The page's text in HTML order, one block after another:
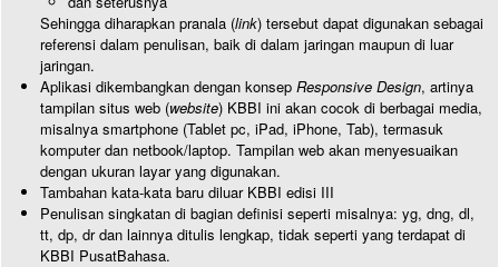
Sehingga diharapkan pranala (link) tersebut dapat digunakan sebagai
referensi dalam penulisan, baik di dalam jaringan maupun di luar
jaringan.
Aplikasi dikembangkan dengan konsep Responsive Design, artinya
tampilan situs web (website) KBBI ini akan cocok di berbagai media,
misalnya smartphone (Tablet pc, iPad, iPhone, Tab), termasuk
komputer dan netbook/laptop. Tampilan web akan menyesuaikan
dengan ukuran layar yang digunakan.
Tambahan kata-kata baru diluar KBBI edisi III
Penulisan singkatan di bagian definisi seperti misalnya: yg, dng, dl,
tt, dp, dr dan lainnya ditulis lengkap, tidak seperti yang terdapat di
KBBI PusatBahasa.